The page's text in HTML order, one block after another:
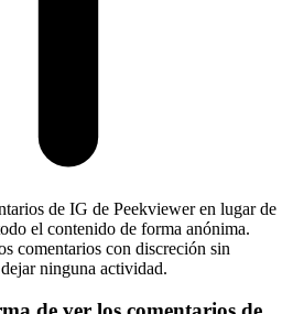
de IG de Peekviewer en lugar de
el contenido de forma anónima.
comentarios con discreción sin
ninguna actividad.